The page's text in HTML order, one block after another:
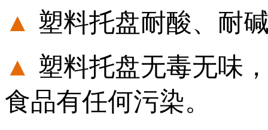
▲ 塑料托盘耐酸、耐
▲ 塑料托盘无毒无味
食品有任何污染。